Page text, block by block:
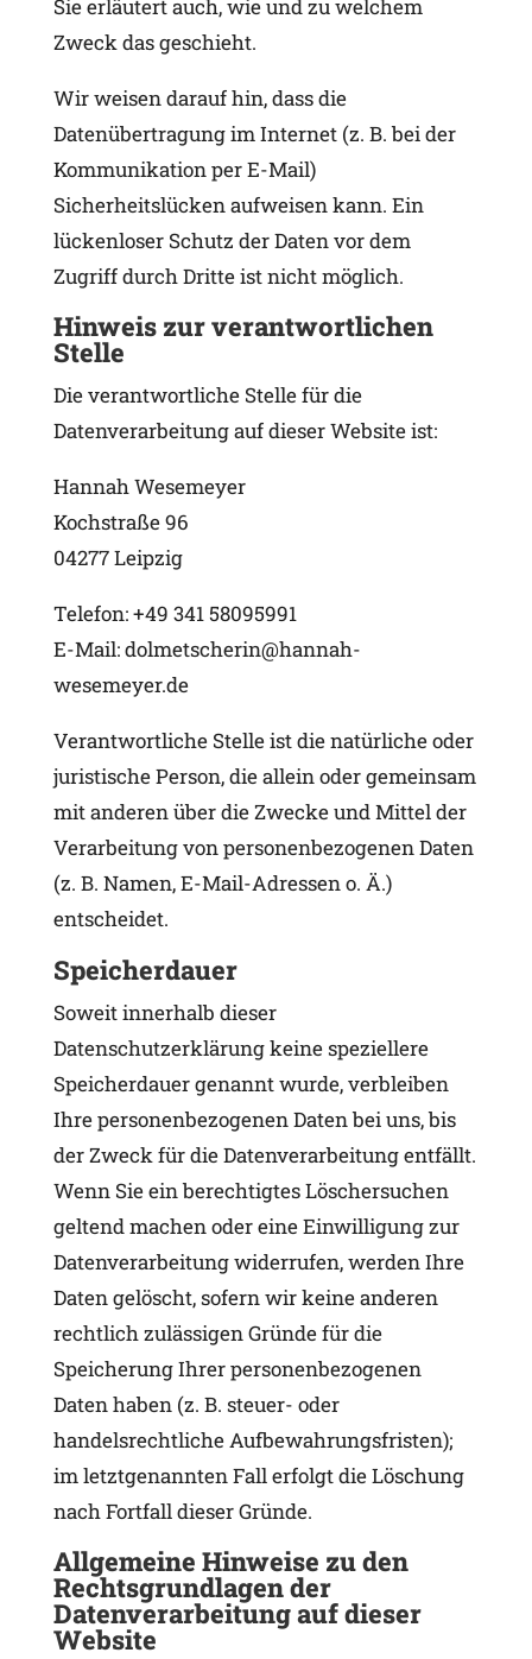
Sie erläutert auch, wie und zu welchem
Zweck das geschieht.
Wir weisen darauf hin, dass die
Datenübertragung im Internet (z. B. bei der
Kommunikation per E-Mail)
Sicherheitslücken aufweisen kann. Ein
lückenloser Schutz der Daten vor dem
Zugriff durch Dritte ist nicht möglich.
Hinweis zur verantwortlichen
Stelle
Die verantwortliche Stelle für die
Datenverarbeitung auf dieser Website ist:
Hannah Wesemeyer
Kochstraße 96
04277 Leipzig
Telefon: +49 341 58095991
E-Mail: dolmetscherin@hannah-
wesemeyer.de
Verantwortliche Stelle ist die natürliche oder
juristische Person, die allein oder gemeinsam
mit anderen über die Zwecke und Mittel der
Verarbeitung von personenbezogenen Daten
(z. B. Namen, E-Mail-Adressen o. Ä.)
entscheidet.
Speicherdauer
Soweit innerhalb dieser
Datenschutzerklärung keine speziellere
Speicherdauer genannt wurde, verbleiben
Ihre personenbezogenen Daten bei uns, bis
der Zweck für die Datenverarbeitung entfällt.
Wenn Sie ein berechtigtes Löschersuchen
geltend machen oder eine Einwilligung zur
Datenverarbeitung widerrufen, werden Ihre
Daten gelöscht, sofern wir keine anderen
rechtlich zulässigen Gründe für die
Speicherung Ihrer personenbezogenen
Daten haben (z. B. steuer- oder
handelsrechtliche Aufbewahrungsfristen);
im letztgenannten Fall erfolgt die Löschung
nach Fortfall dieser Gründe.
Allgemeine Hinweise zu den
Rechtsgrundlagen der
Datenverarbeitung auf dieser
Website